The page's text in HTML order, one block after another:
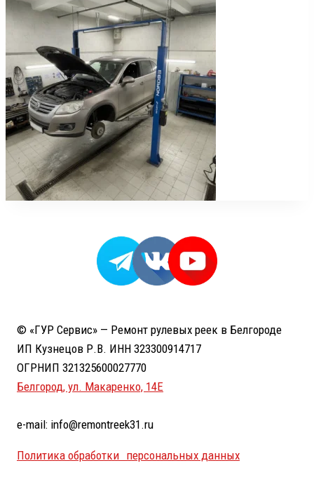
© «ГУР Сервис» — Ремонт рулевых реек в Белгороде
ИП Кузнецов Р.В. ИНН 323300914717
ОГРНИП 321325600027770
Белгород, ул. Макаренко, 14Е
e-mail: info@remontreek31.ru
Политика обработки персональных данных